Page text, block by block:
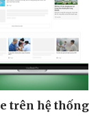
trên hệ thống